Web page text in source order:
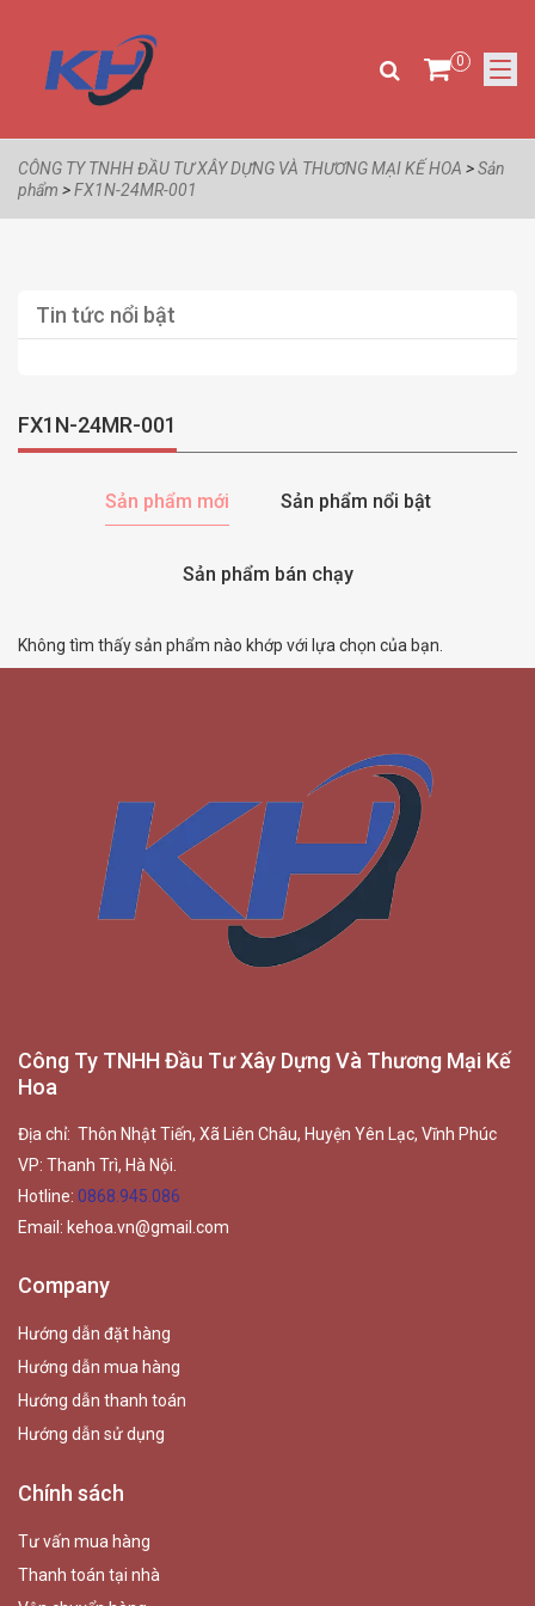
0
CÔNG TY TNHH ĐẦU TƯ XÂY DỰNG VÀ THƯƠNG MẠI KẾ HOA >Sản
phẩm >FX1N-24MR-001
Tin tức nổi bật
FX1N-24MR-001
Sản phẩm mới Sản phẩm nổi bật
Sản phẩm bán chạy
Không tìm thấy sản phẩm nào khớp với lựa chọn của bạn.
Công Ty TNHH Đầu Tư Xây Dựng Và Thương Mại Kế
Hoa
Địa chỉ: Thôn Nhật Tiến, Xã Liên Châu, Huyện Yên Lạc, Vĩnh Phúc
VP: Thanh Trì, Hà Nội.
Hotline: 0868.945.086
Email: kehoa.vn@gmail.com
Company
Hướng dẫn đặt hàng
Hướng dẫn mua hàng
Hướng dẫn thanh toán
Hướng dẫn sử dụng
Chính sách
Tư vấn mua hàng
Thanh toán tại nhà